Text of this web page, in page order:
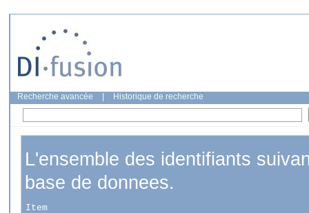
Recherche avancée Historique de recherche
L'ensemble des identifiants
base de donnees.
Item